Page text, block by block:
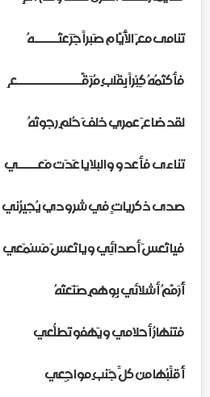
تَنامى معَ الأَيّامِ صَبراً جَرَعتُــــــهُ
فأَكتُمُهُ كِبْراً بِقَلبٍ مُرَقَّــــــــــــــــعِ
لقد ضاعَ عمري خلفَ حُلمٍ رجوتُهُ
تناءى فأعدو والبلايا عَدَت مَعـــــي
صدى ذكرياتٍ في شرودي يُجيرُني
فيا تُعسَ أصدائِي ويا تُعسَ مَسْمَعي
أُرَمِّمُ أشلائي بِوهمٍ صَنَعتُهُ
فتَنهارُ أحلامي ويَهفو تَطلُّعي
أُقلِّبُها من كلِّ جَنبٍ مواجِعي